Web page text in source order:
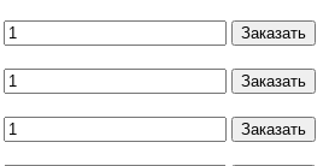
Заказать
Заказать
Заказать